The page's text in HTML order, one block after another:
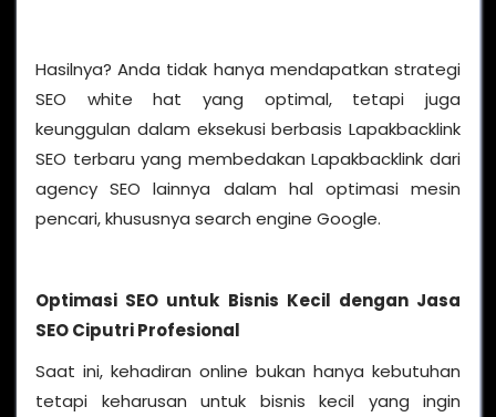
Hasilnya? Anda tidak hanya mendapatkan strategi
SEO white hat yang optimal, tetapi juga
keunggulan dalam eksekusi berbasis Lapakbacklink
SEO terbaru yang membedakan Lapakbacklink dari
agency SEO lainnya dalam hal optimasi mesin
pencari, khususnya search engine Google.
Optimasi SEO untuk Bisnis Kecil dengan Jasa
SEO Ciputri Profesional
Saat ini, kehadiran online bukan hanya kebutuhan
tetapi keharusan untuk bisnis kecil yang ingin